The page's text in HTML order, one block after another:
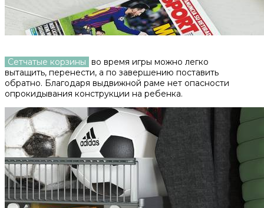
Сетчатые корзины во время игры можно легко
вытащить, перенести, а по завершению поставить
обратно. Благодаря выдвижной раме нет опасности
опрокидывания конструкции на ребенка.